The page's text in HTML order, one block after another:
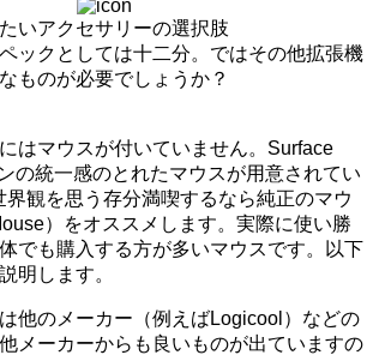
いアクセサリーの選択肢
ックとしては十二分。ではその他拡張機
ものが必要でしょうか？
はマウスが付いていません。Surface
の統一感のとれたマウスが用意されてい
界観を思う存分満喫するなら純正のマウ
）をオススメします。実際に使い勝
でも購入する方が多いマウスです。以下
明します。
他のメーカー（例えばLogicool）などの
メーカーからも良いものが出ていますの